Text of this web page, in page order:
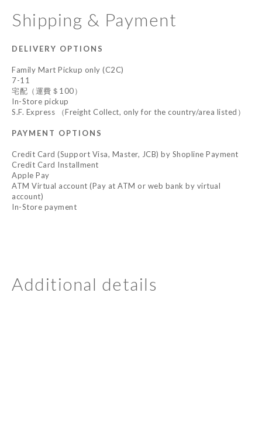
Shipping & Payment
DELIVERY OPTIONS
Family Mart Pickup only (C2C)
7-11
宅配（運費＄100）
In-Store pickup
S.F. Express （Freight Collect, only for the country/area listed）
PAYMENT OPTIONS
Credit Card (Support Visa, Master, JCB) by Shopline Payment
Credit Card Installment
Apple Pay
ATM Virtual account (Pay at ATM or web bank by virtual
account)
In-Store payment
Additional details